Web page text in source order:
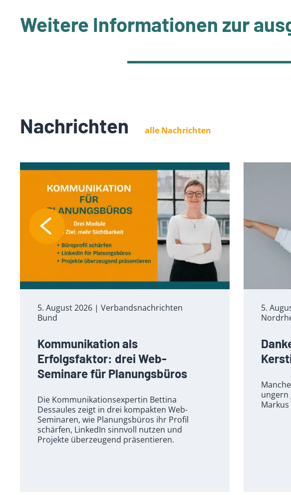
Weitere Informationen zur
Nachrichten alle Nachrichten
5. August 2026 | Verbandsnachrichten
Bund
Kommunikation als
Erfolgsfaktor: drei Web-
Seminare für Planungsbüros
Die Kommunikationsexpertin Bettina
Dessaules zeigt in drei kompakten Web-
Seminaren, wie Planungsbüros ihr Profil
schärfen, LinkedIn sinnvoll nutzen und
Projekte überzeugend präsentieren.
5.
ungern